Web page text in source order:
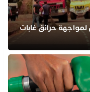
حرائق غابات